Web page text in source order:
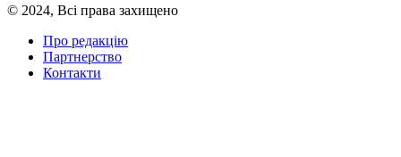
© 2024, Всі права захищено
Про редакцію
Партнерство
Контакти